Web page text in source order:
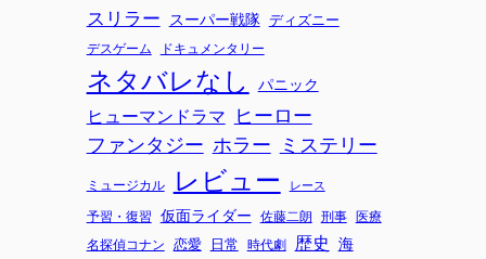
スリラー
スーパー戦隊 ディズニー
デスゲーム ドキュメンタリー
ネタバレなし パニック
ヒューマンドラマ
ヒーロー
ファンタジー ホラー ミステリー
ミュージカル レビュー レース
予習・復習 仮面ライダー 佐藤二朗 刑事 医療
名探偵コナン
恋愛 日常 時代劇 歴史 海